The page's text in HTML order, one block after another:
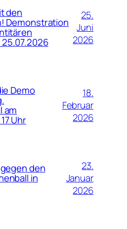
den
Demonstration
25.
Juni
2026
Demo
am
Uhr
18.
Februar
2026
den
in
23.
Januar
2026